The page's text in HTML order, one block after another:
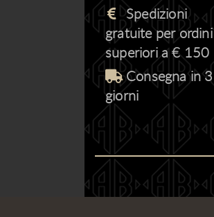
Spedizioni
gratuite per ordini
superiori a € 150
Consegna in 3
giorni